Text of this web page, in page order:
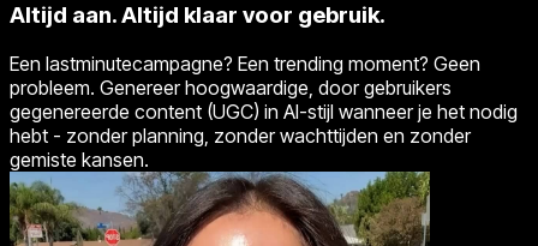
Altijd aan. Altijd klaar voor gebruik.
Een lastminutecampagne? Een trending moment? Geen
probleem. Genereer hoogwaardige, door gebruikers
gegenereerde content (UGC) in AI-stijl wanneer je het nodig
hebt - zonder planning, zonder wachttijden en zonder
gemiste kansen.